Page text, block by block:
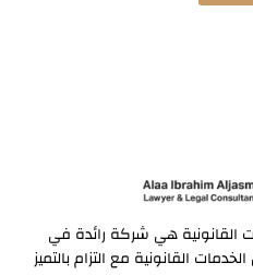
القانونية هي شركة رائدة في
القانونية مع التزام بالتميز